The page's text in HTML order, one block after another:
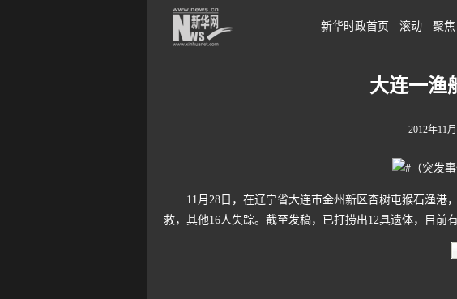
新华时政首页 滚动 聚焦
大连一渔
2012年11
11月28日，在辽宁省大连市金州新区杏树屯猴石渔港
救，其他16人失踪。截至发稿，已打捞出12具遗体，目